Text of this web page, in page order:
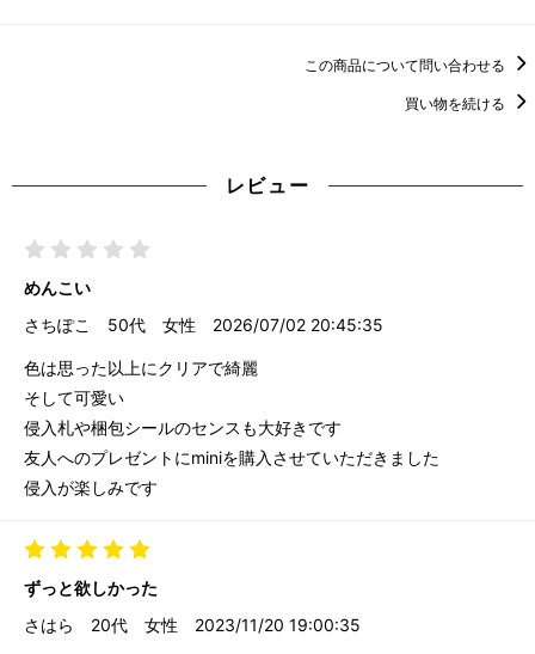
この商品について問い合わせる
買い物を続ける
レビュー
めんこい
さちぽこ
50代 女性 2026/07/02 20:45:35
色は思った以上にクリアで綺麗
そして可愛い
侵入札や梱包シールのセンスも大好きです
友人へのプレゼントにminiを購入させていただきました
侵入が楽しみです
ずっと欲しかった
さはら
20代 女性 2023/11/20 19:00:35